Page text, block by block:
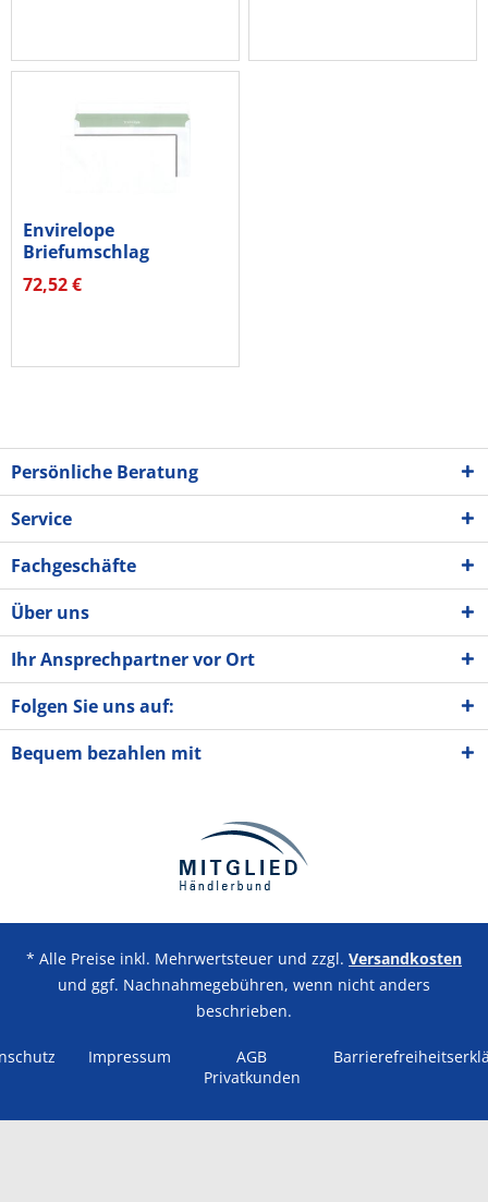
Envirelope
Briefumschlag
30006890 DL hk ws
1000St
72,52 €
Persönliche Beratung
Service
Fachgeschäfte
Über uns
Ihr Ansprechpartner vor Ort
Folgen Sie uns auf:
Bequem bezahlen mit
* Alle Preise inkl. Mehrwertsteuer und zzgl. Versandkosten
und ggf. Nachnahmegebühren, wenn nicht anders
beschrieben.
Impressum
AGB
Privatkunden